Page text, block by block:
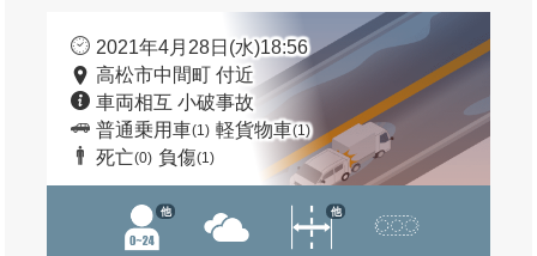
2021年4月28日(水)18:56
高松市中間町 付近
車両相互 小破事故
普通乗用車(1) 軽貨物車(1)
死亡(0) 負傷(1)
他 他